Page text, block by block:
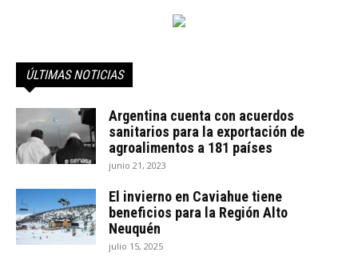
ÚLTIMAS NOTICIAS
Argentina cuenta con acuerdos
sanitarios para la exportación de
agroalimentos a 181 países
junio 21, 2023
El invierno en Caviahue tiene
beneficios para la Región Alto
Neuquén
julio 15, 2025